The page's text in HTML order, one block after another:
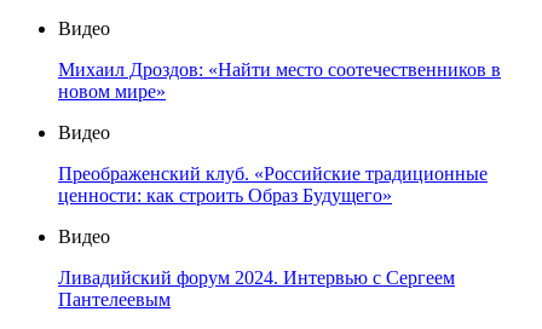
Видео
Михаил Дроздов: «Найти место соотечественников в
новом мире»
Видео
Преображенский клуб. «Российские традиционные
ценности: как строить Образ Будущего»
Видео
Ливадийский форум 2024. Интервью с Сергеем
Пантелеевым